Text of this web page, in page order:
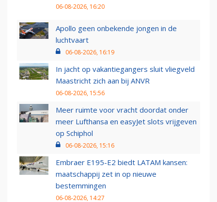
06-08-2026, 16:20
Apollo geen onbekende jongen in de
luchtvaart
06-08-2026, 16:19
In jacht op vakantiegangers sluit vliegveld
Maastricht zich aan bij ANVR
06-08-2026, 15:56
Meer ruimte voor vracht doordat onder
meer Lufthansa en easyJet slots vrijgeven
op Schiphol
06-08-2026, 15:16
Embraer E195-E2 biedt LATAM kansen:
maatschappij zet in op nieuwe
bestemmingen
06-08-2026, 14:27